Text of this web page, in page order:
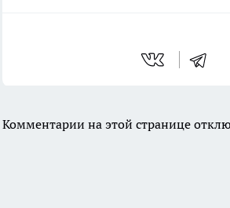
Комментарии на этой странице